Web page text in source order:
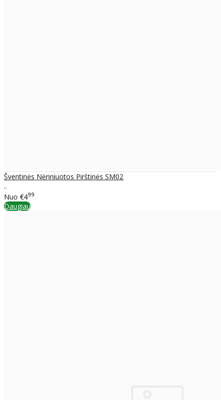
Šventinės Nėriniuotos Pirštinės SM02
..
Nuo €499
Daugiau